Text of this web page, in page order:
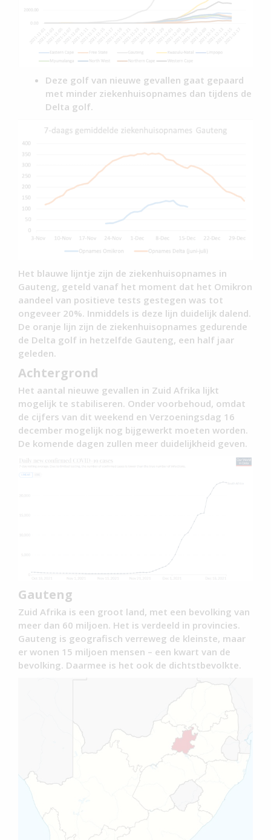
Deze golf van nieuwe gevallen gaat gepaard
met minder ziekenhuisopnames dan tijdens de
Delta golf.
Het blauwe lijntje zijn de ziekenhuisopnames in
Gauteng, geteld vanaf het moment dat het Omikron
aandeel van positieve tests gestegen was tot
ongeveer 20%. Inmiddels is deze lijn duidelijk dalend.
De oranje lijn zijn de ziekenhuisopnames gedurende
de Delta golf in hetzelfde Gauteng, een half jaar
geleden.
Achtergrond
Het aantal nieuwe gevallen in Zuid Afrika lijkt
mogelijk te stabiliseren. Onder voorbehoud, omdat
de cijfers van dit weekend en Verzoeningsdag 16
december mogelijk nog bijgewerkt moeten worden.
De komende dagen zullen meer duidelijkheid geven.
Gauteng
Zuid Afrika is een groot land, met een bevolking van
meer dan 60 miljoen. Het is verdeeld in provincies.
Gauteng is geografisch verreweg de kleinste, maar
er wonen 15 miljoen mensen – een kwart van de
bevolking. Daarmee is het ook de dichtstbevolkte.